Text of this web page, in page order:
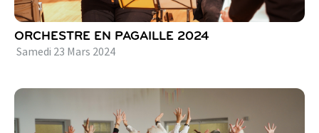
ORCHESTRE EN PAGAILLE 2024
Samedi 23 Mars 2024